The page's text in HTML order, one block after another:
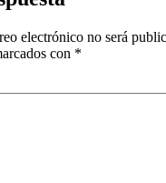
electrónico no será
con *